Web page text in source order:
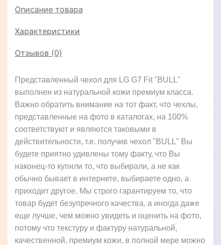
Описание товара
Характеристики
Отзывов (0)
Представленный чехол для LG G7 Fit "BULL"
выполнен из натуральной кожи премиум класса.
Важно обратить внимание на тот факт, что чехлы,
представленные на фото в каталогах, на 100%
соответствуют и являются таковыми в
действительности, т.е. получив чехол "BULL" Вы
будете приятно удивлены тому факту, что Вы
наконец-то купили то, что выбирали, а не как
обычно бывает в интернете, выбираете одно, а
приходит другое. Мы строго гарантируем то, что
товар будет безупречного качества, а иногда даже
еще лучше, чем можно увидеть и оценить на фото,
потому что текстуру и фактуру натуральной,
качественной, премиум кожи, в полной мере можно